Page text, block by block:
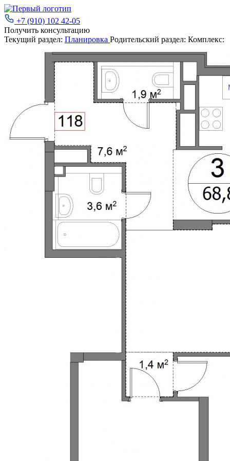
+7 (910) 102 42-05
Получить консультацию
Текущий раздел: Планировка Родительский раздел: Комплекс: